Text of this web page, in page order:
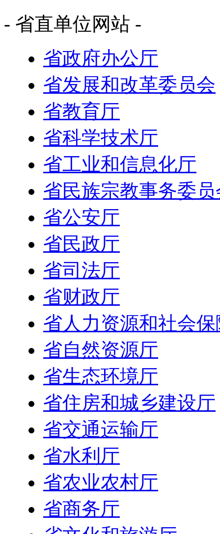
- 省直单位网站 -
省政府办公厅
省发展和改革委员会
省教育厅
省科学技术厅
省工业和信息化厅
省民族宗教事务委员
省公安厅
省民政厅
省司法厅
省财政厅
省人力资源和社会
省自然资源厅
省生态环境厅
省住房和城乡建设厅
省交通运输厅
省水利厅
省农业农村厅
省商务厅